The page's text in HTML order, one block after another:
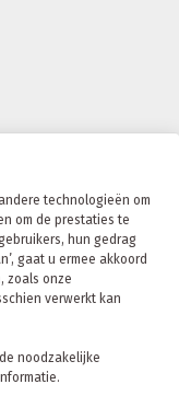
technologieën om
om de prestaties te
hun gedrag
gaat u ermee akkoord
zoals onze
verwerkt kan
noodzakelijke
Fritom Group